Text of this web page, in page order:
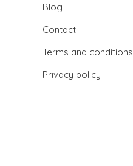
Blog
Contact
Terms and conditions
Privacy policy